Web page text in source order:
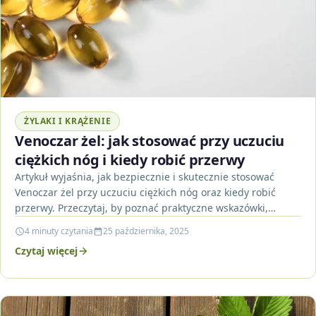
ŻYLAKI I KRĄŻENIE
Venoczar żel: jak stosować przy uczuciu
ciężkich nóg i kiedy robić przerwy
Artykuł wyjaśnia, jak bezpiecznie i skutecznie stosować
Venoczar żel przy uczuciu ciężkich nóg oraz kiedy robić
przerwy. Przeczytaj, by poznać praktyczne wskazówki,
4 minuty czytania 25 października, 2025
Czytaj więcej